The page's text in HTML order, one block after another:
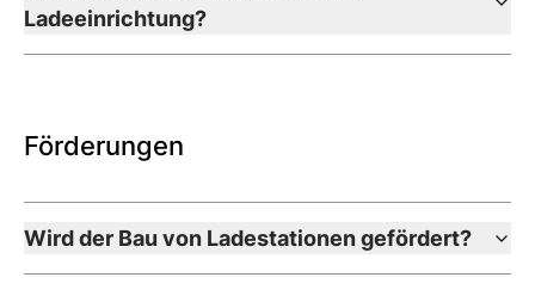
Ladeeinrichtung?
Förderungen
Wird der Bau von Ladestationen gefördert?